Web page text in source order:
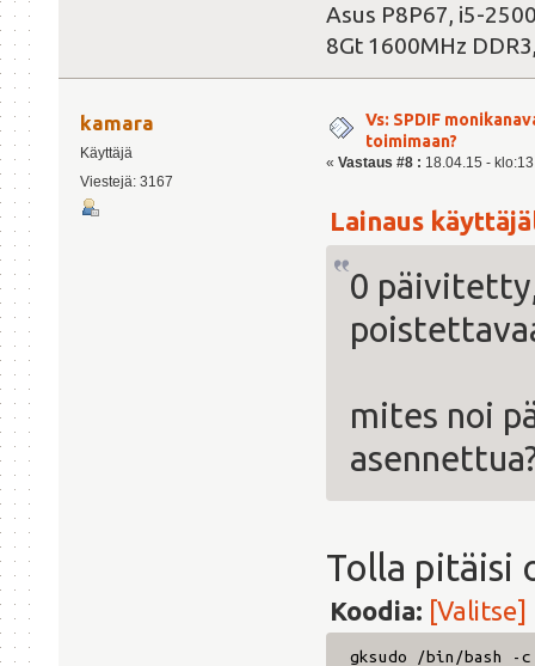
Asus P8P67, i5-
8Gt 1600MHz
kamara
Käyttäjä
Viestejä: 3167
Vs: SPDIF
toimimaan?
« Vastaus #8 : 18.04.15 -
Lainaus
0
mites noi
Tolla pitäisi
Koodia: [Valitse]
gksudo /bin/bash -